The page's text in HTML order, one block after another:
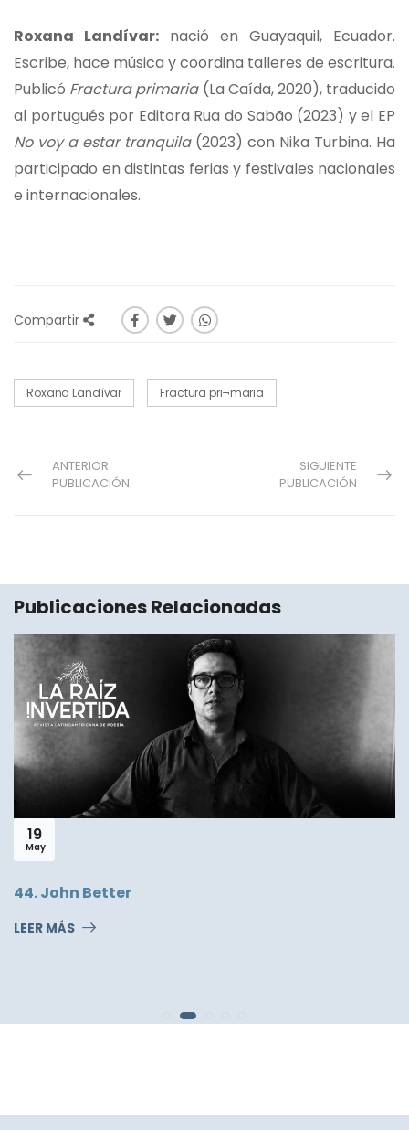
Roxana Landívar: nació en Guayaquil, Ecuador.
Escribe, hace música y coordina talleres de escritura.
Publicó Fractura primaria(La Caída, 2020), traducido
al portugués por Editora Rua do Sabão (2023) y el EP
No voy a estar tranquila(2023) con Nika Turbina. Ha
participado en distintas ferias y festivales nacionales
e internacionales.
Compartir
Roxana Landívar Fractura pri¬maria
ANTERIOR
PUBLICACIÓN
SIGUIENTE
PUBLICACIÓN
Publicaciones Relacionadas